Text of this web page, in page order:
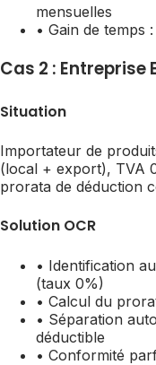
mensuelles
• Gain de temps
Cas 2 :
Situation
Importateur de
(local + export), TVA
prorata de déduction
Solution OCR
• Identification
(taux 0%)
• Calcul du
• Séparation
déductible
• Conformité